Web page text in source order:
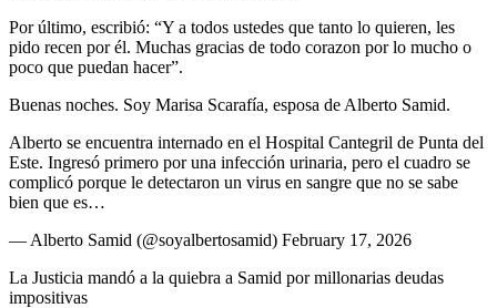
Por último, escribió: “Y a todos ustedes que tanto lo quieren, les
pido recen por él. Muchas gracias de todo corazon por lo mucho o
poco que puedan hacer”.
Buenas noches. Soy Marisa Scarafía, esposa de Alberto Samid.
Alberto se encuentra internado en el Hospital Cantegril de Punta del
Este. Ingresó primero por una infección urinaria, pero el cuadro se
complicó porque le detectaron un virus en sangre que no se sabe
bien que es…
— Alberto Samid (@soyalbertosamid) February 17, 2026
La Justicia mandó a la quiebra a Samid por millonarias deudas
impositivas